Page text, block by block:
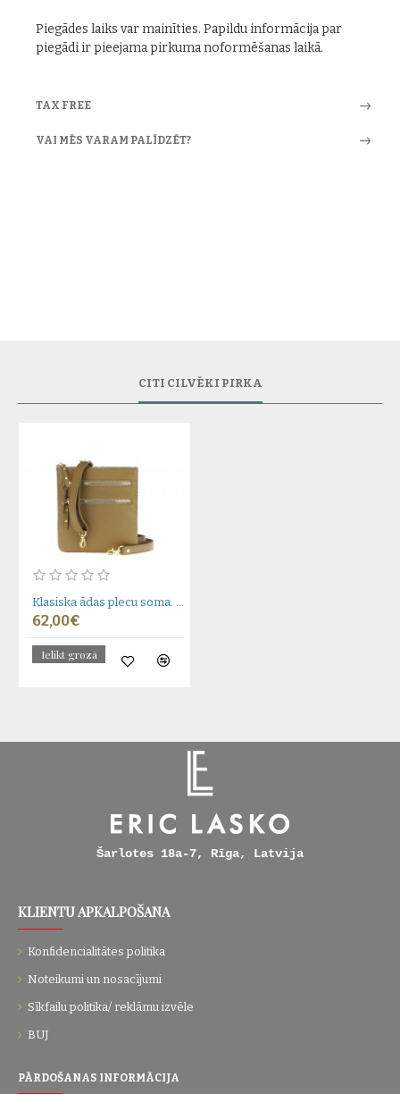
Piegādes laiks var mainīties. Papildu informācija par
piegādi ir pieejama pirkuma noformēšanas laikā.
TAX FREE
VAI MĒS VARAM PALĪDZĒT?
CITI CILVĒKI PIRKA
62,00€
Ielikt grozā
Šarlotes 18a-7, Rīga, Latvija
KLIENTU APKALPOŠANA
Konfidencialitātes politika
Noteikumi un nosacījumi
Sīkfailu politika/ reklāmu izvēle
BUJ
PĀRDOŠANAS INFORMĀCIJA